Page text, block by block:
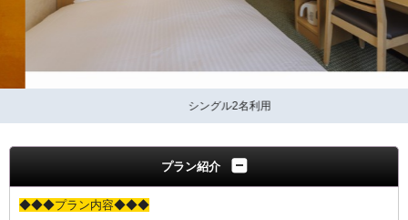
シングル2名利用
プラン紹介
◆◆◆プラン内容◆◆◆